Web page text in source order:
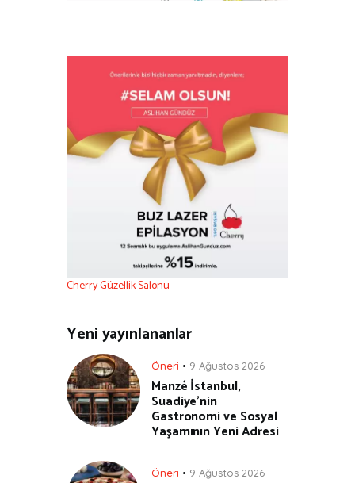
Cherry Güzellik Salonu
Yeni yayınlananlar
Öneri 9 Ağustos 2026
Manzé İstanbul,
Suadiye’nin
Gastronomi ve Sosyal
Yaşamının Yeni Adresi
Öneri 9 Ağustos 2026